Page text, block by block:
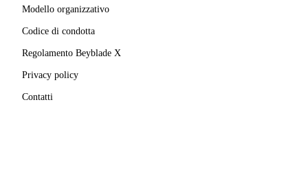
Modello organizzativo
Codice di condotta
Regolamento Beyblade X
Privacy policy
Contatti